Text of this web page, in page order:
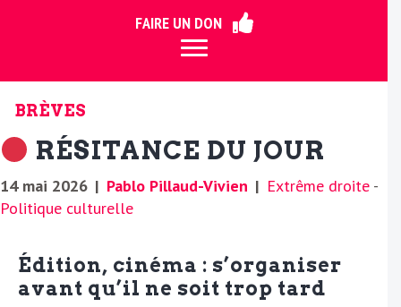
FAIRE UN DON
BRÈVES
RÉSITANCE DU JOUR
14 mai 2026 | Pablo Pillaud-Vivien | Extrême droite -
Politique culturelle
Édition, cinéma : s’organiser
avant qu’il ne soit trop tard